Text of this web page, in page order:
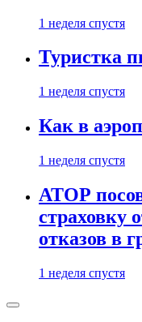
1 неделя спустя
Туристка
1 неделя спустя
Как в
1 неделя спустя
АТОР
страховку
отказов в
1 неделя спустя